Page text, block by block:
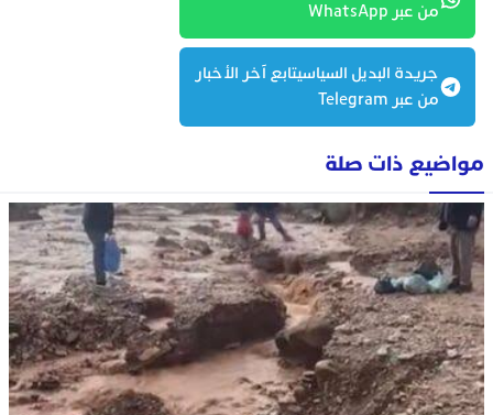
من عبر WhatsApp
جريدة البديل السياسيتابع آخر الأخبار
من عبر Telegram
مواضيع ذات صلة